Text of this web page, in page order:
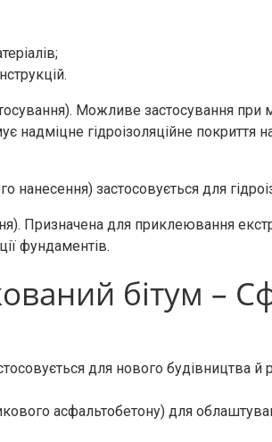
Можливе застосування
надміцне гідроізоляційне покриття
застосовується для
Призначена для приклеювання
фундаментів.
бітум –
для нового будівництва й
асфальтобетону) для